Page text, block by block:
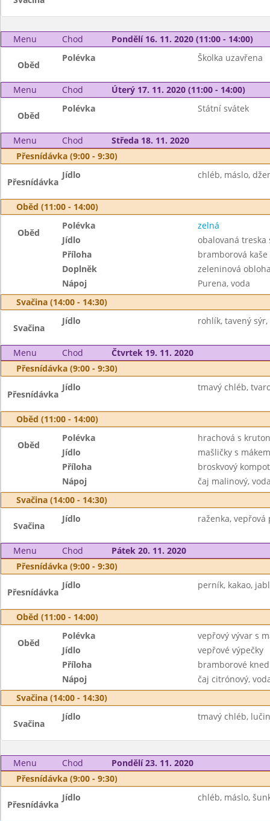
Menu Chod Pondělí 16. 11. 2020 (11:00 - 14:00)
Oběd
Polévka Školka uzavřena
Menu Chod Úterý 17. 11. 2020 (11:00 - 14:00)
Oběd
Polévka Státní svátek
Menu Chod
Středa 18. 11. 2020
Přesnídávka (9:00 - 9:30)
Přesnídávka
Jídlo chléb, máslo,
Oběd (11:00 - 14:00)
Oběd
Polévka
zelná
Jídlo
obalovaná treska
Příloha
bramborová kaše
Doplněk
zeleninová
Nápoj
Purena, voda
Svačina (14:00 - 14:30)
Svačina
Jídlo rohlík, tavený
Menu Chod
Čtvrtek 19. 11. 2020
Přesnídávka (9:00 - 9:30)
Přesnídávka
Jídlo tmavý chléb,
Oběd (11:00 - 14:00)
Oběd
Polévka
hrachová s
Jídlo
mašličky s mákem
Příloha
broskvový kompot
Nápoj
čaj malinový,
Svačina (14:00 - 14:30)
Svačina
Jídlo raženka, vepřová
Menu Chod
Pátek 20. 11. 2020
Přesnídávka (9:00 - 9:30)
Přesnídávka
Jídlo perník, kakao,
Oběd (11:00 - 14:00)
Oběd
Polévka
vepřový vývar s
Jídlo
vepřové výpečky
Příloha
bramborové
Nápoj
čaj citrónový,
Svačina (14:00 - 14:30)
Svačina
Jídlo tmavý chléb,
Menu Chod
Pondělí 23. 11. 2020
Přesnídávka (9:00 - 9:30)
Přesnídávka
Jídlo chléb, máslo,